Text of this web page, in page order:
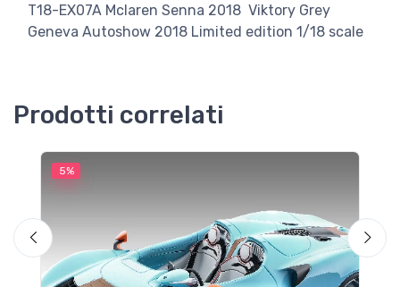
T18-EX07A Mclaren Senna 2018 Viktory Grey
Geneva Autoshow 2018 Limited edition 1/18 scale
Prodotti correlati
5%